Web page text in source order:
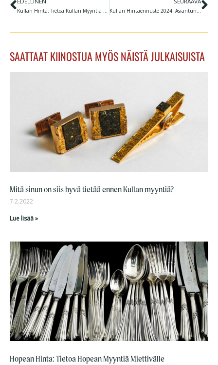
Prev Kullan Hinta: Tietoa Kullan Myyntiä Miettivälle Kullan Hintaennuste 2024: Asiantuntijoiden Näkemykset
SAATTAAT KIINOSTUA MYÖS NÄISTÄ JULKAISUISTA
Mitä sinun on siis hyvä tietää ennen Kullan myyntiä?
7.2.2022
Lue lisää »
Hopean Hinta: Tietoa Hopean Myyntiä Miettivälle